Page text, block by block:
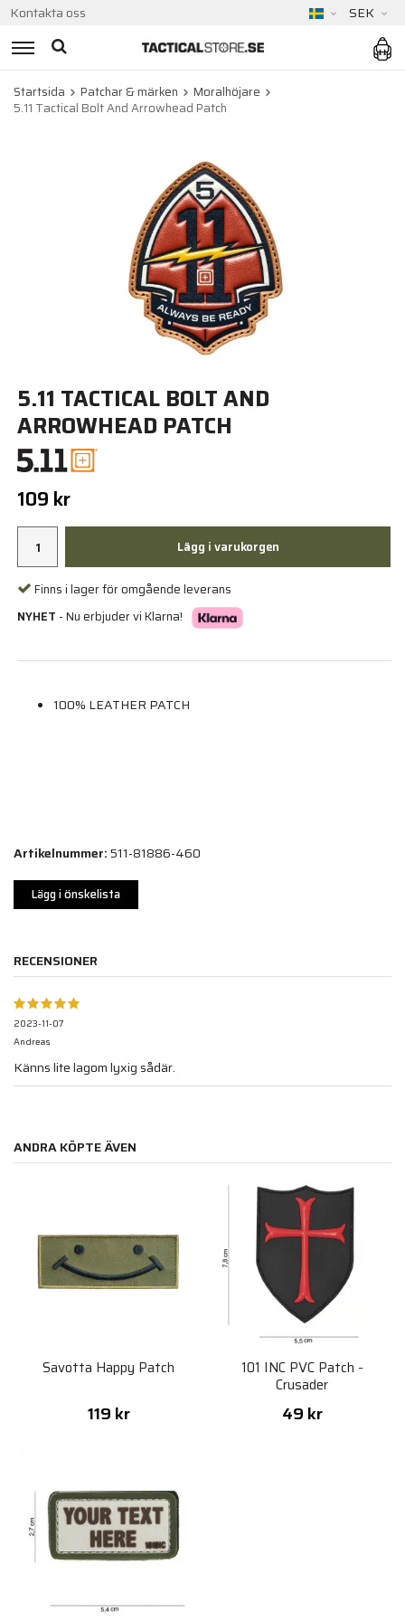
Kontakta oss SEK
Startsida Patchar & märken
Moralhöjare
5.11 Tactical Bolt And Arrowhead Patch
5.11 TACTICAL BOLT AND
ARROWHEAD PATCH
109 kr
Lägg i varukorgen
Finns i lager för omgående leverans
NYHET - Nu erbjuder vi Klarna!
100% LEATHER PATCH
Artikelnummer:511-81886-460
Lägg i önskelista
RECENSIONER
2023-11-07
Andreas
Känns lite lagom lyxig sådär.
ANDRA KÖPTE ÄVEN
Savotta Happy Patch
119 kr
101 INC PVC Patch -
Crusader
49 kr